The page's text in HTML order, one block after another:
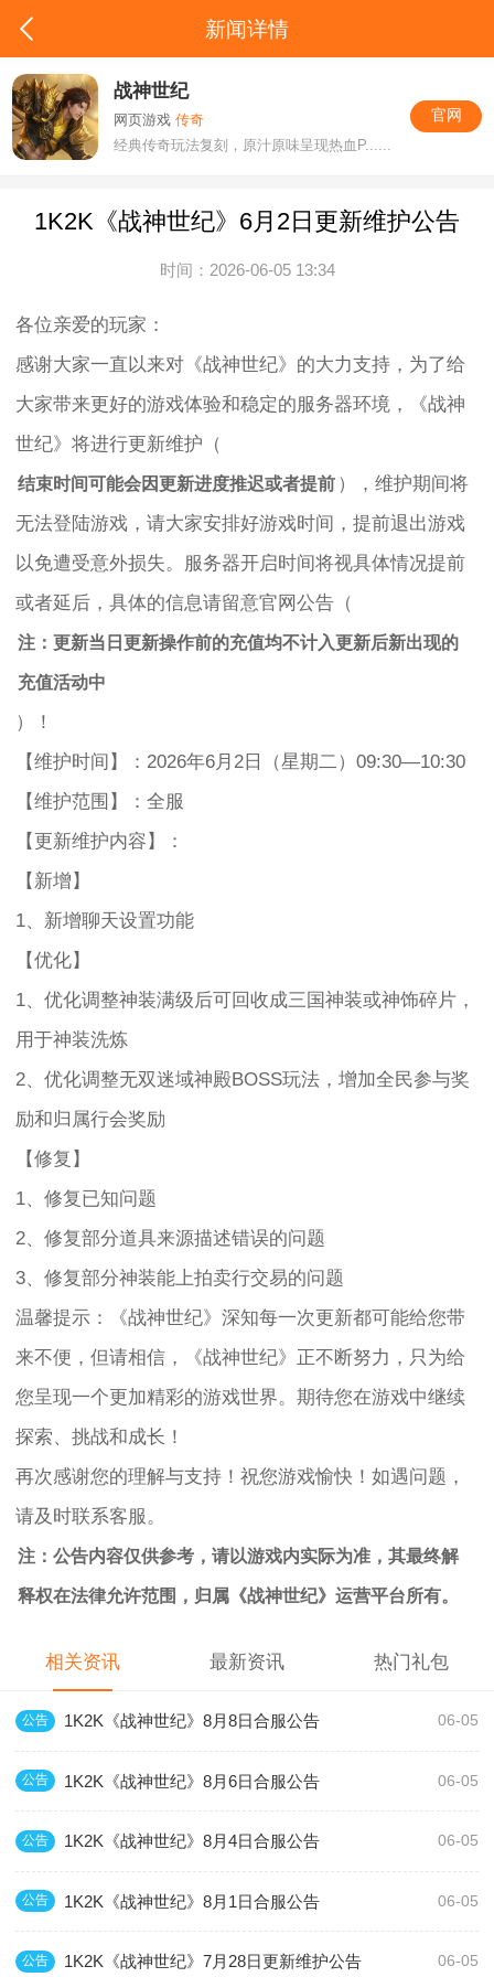
新闻详情
战神世纪
网页游戏传奇
经典传奇玩法复刻，原汁原味呈现热血P......
官网
1K2K《战神世纪》6月2日更新维护公告
时间：2026-06-05 13:34
各位亲爱的玩家：
感谢大家一直以来对《战神世纪》的大力支持，为了给
大家带来更好的游戏体验和稳定的服务器环境，《战神
世纪》将进行更新维护（
结束时间可能会因更新进度推迟或者提前 ），维护期间将
无法登陆游戏，请大家安排好游戏时间，提前退出游戏
以免遭受意外损失。服务器开启时间将视具体情况提前
或者延后，具体的信息请留意官网公告（
注：更新当日更新操作前的充值均不计入更新后新出现的
充值活动中
）！
【维护时间】：2026年6月2日（星期二）09:30—10:30
【维护范围】：全服
【更新维护内容】：
【新增】
1、新增聊天设置功能
【优化】
1、优化调整神装满级后可回收成三国神装或神饰碎片，
用于神装洗炼
2、优化调整无双迷域神殿BOSS玩法，增加全民参与奖
励和归属行会奖励
【修复】
1、修复已知问题
2、修复部分道具来源描述错误的问题
3、修复部分神装能上拍卖行交易的问题
温馨提示：《战神世纪》深知每一次更新都可能给您带
来不便，但请相信，《战神世纪》正不断努力，只为给
您呈现一个更加精彩的游戏世界。期待您在游戏中继续
探索、挑战和成长！
再次感谢您的理解与支持！祝您游戏愉快！如遇问题，
请及时联系客服。
注：公告内容仅供参考，请以游戏内实际为准，其最终解
释权在法律允许范围，归属《战神世纪》运营平台所有。
相关资讯 最新资讯 热门礼包
公告 1K2K《战神世纪》8月8日合服公告 06-05
公告 1K2K《战神世纪》8月6日合服公告 06-05
公告 1K2K《战神世纪》8月4日合服公告 06-05
公告 1K2K《战神世纪》8月1日合服公告 06-05
公告 1K2K《战神世纪》7月28日更新维护公告 06-05